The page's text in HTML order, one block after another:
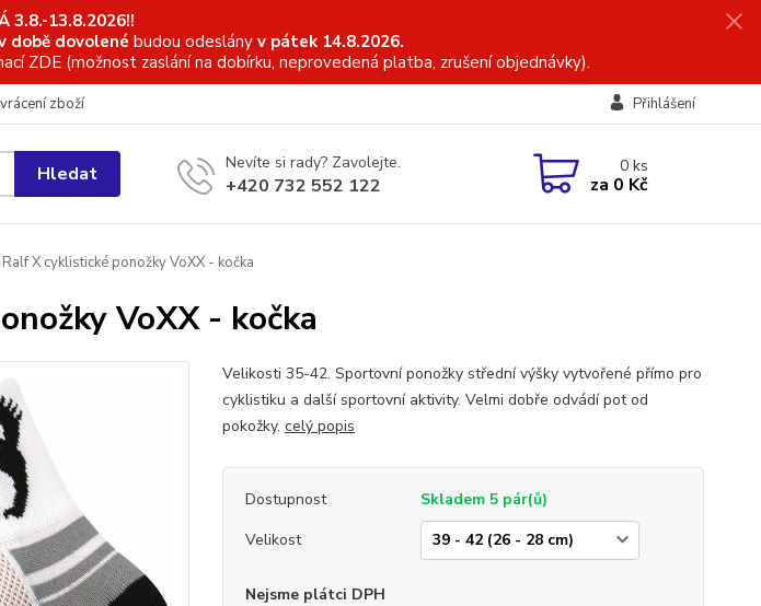
3.8.-13.8.2026!!
době dovolené budou odeslány v pátek 14.8.2026.
ZDE (možnost zaslání na dobírku, neprovedená platba, zrušení objednávky).
zboží Přihlášení
Hledat Nevíte si rady? Zavolejte.
+420 732 552 122
0ks
za 0 Kč
Ralf X cyklistické ponožky VoXX - kočka
VoXX - kočka
Velikosti 35-42. Sportovní ponožky střední výšky vytvořené přímo pro
cyklistiku a další sportovní aktivity. Velmi dobře odvádí pot od
pokožky. celý popis
Dostupnost
Skladem 5 pár(ů)
Velikost
Nejsme plátci DPH